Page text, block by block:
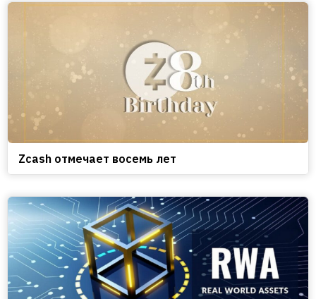
Zcash отмечает восемь лет